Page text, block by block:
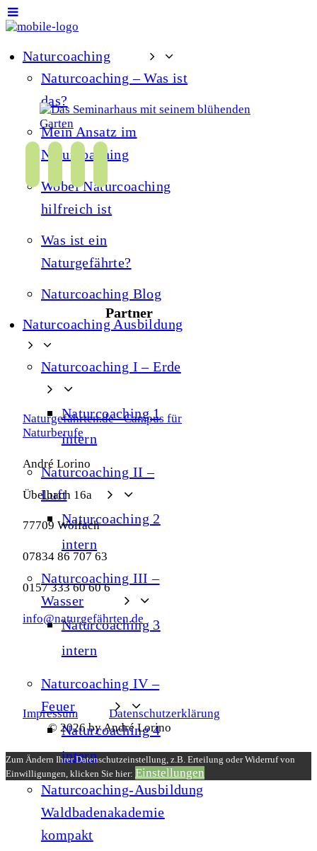
Naturcoaching
Naturcoaching – Was ist
das?
Mein Ansatz im
Naturcoaching
Wobei Naturcoaching
hilfreich ist
Was ist ein
Naturgefährte?
Naturcoaching Blog
Naturcoaching Ausbildung
Naturcoaching I – Erde
Naturcoaching 1
intern
Naturcoaching II –
Luft
Naturcoaching 2
intern
Naturcoaching III –
Wasser
Naturcoaching 3
intern
Naturcoaching IV –
Feuer
Naturcoaching 4
intern
Naturcoaching-Ausbildung
Waldbadenakademie
kompakt
a
b
i
n
s
a
g
a
m
y
o
u
u
b
s
p
o
i
f
Partner
Naturgefährten.de - Campus für
Naturberufe
André Lorino
Übelbach 16a
77709 Wolfach
07834 86 707 63
0157 333 60 60 6
info@naturgefährten.de
Impressum
Datenschutzerklärung
© 2026 by André Lorino
Zum Ändern Ihrer Datenschutzeinstellung, z.B. Erteilung oder Widerruf von
Einwilligungen, klicken Sie hier: Einstellungen